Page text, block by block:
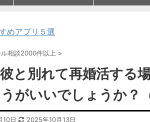
めアプリ５選
ル相談2000件以上 >
と別れて再婚活する
がいいでしょうか？
10日 2025年10月13日